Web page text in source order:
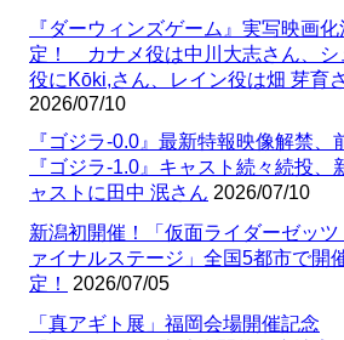
『ダーウィンズゲーム』実写映画化
定！ カナメ役は中川大志さん、シ
役にKōki,さん、レイン役は畑 芽育
2026/07/10
『ゴジラ-0.0』最新特報映像解禁、
『ゴジラ-1.0』キャスト続々続投、
ャストに田中 泯さん 2026/07/10
新潟初開催！「仮面ライダーゼッツ
ァイナルステージ」全国5都市で開
定！
2026/07/05
「真アギト展」福岡会場開催記念